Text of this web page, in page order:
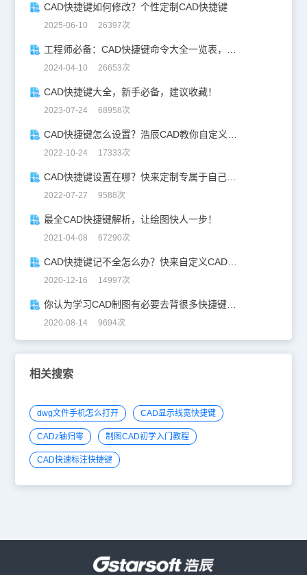
CAD快捷键如何修改？个性定制CAD快捷键
2025-06-10 26397次
2024-04-10 26653次
CAD快捷键大全，新手必备，建议收藏！
2023-07-24 68958次
2022-10-24 17333次
CAD快捷键设置在哪？快来定制专属于自己的CAD快捷键吧！
2022-07-27 9588次
最全CAD快捷键解析，让绘图快人一步！
2021-04-08 67290次
CAD快捷键记不全怎么办？快来自定义CAD快捷键吧！
2020-12-16 14997次
你认为学习CAD制图有必要去背很多快捷键吗？
2020-08-14 9694次
相关搜索
dwg文件手机怎么打开 CAD显示线宽快捷键
CADz轴归零 制图CAD初学入门教程
CAD快速标注快捷键